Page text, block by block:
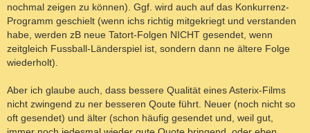
nochmal zeigen zu können). Ggf. wird auch auf das Konkurrenz-
Programm geschielt (wenn ichs richtig mitgekriegt und verstanden
habe, werden zB neue Tatort-Folgen NICHT gesendet, wenn
zeitgleich Fussball-Länderspiel ist, sondern dann ne ältere Folge
wiederholt).
Aber ich glaube auch, dass bessere Qualität eines Asterix-Films
nicht zwingend zu ner besseren Qoute führt. Neuer (noch nicht so
oft gesendet) und älter (schon häufig gesendet und, weil gut,